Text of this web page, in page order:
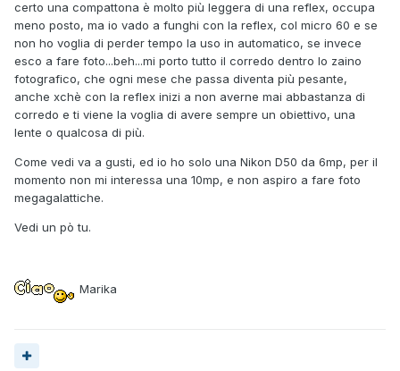
certo una compattona è molto più leggera di una reflex, occupa
meno posto, ma io vado a funghi con la reflex, col micro 60 e se
non ho voglia di perder tempo la uso in automatico, se invece
esco a fare foto...beh...mi porto tutto il corredo dentro lo zaino
fotografico, che ogni mese che passa diventa più pesante,
anche xchè con la reflex inizi a non averne mai abbastanza di
corredo e ti viene la voglia di avere sempre un obiettivo, una
lente o qualcosa di più.
Come vedi va a gusti, ed io ho solo una Nikon D50 da 6mp, per il
momento non mi interessa una 10mp, e non aspiro a fare foto
megagalattiche.
Vedi un pò tu.
Marika